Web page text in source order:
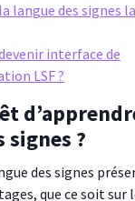
langue des signes
interface de
LSF ?
signes ?
des signes
que ce soit sur